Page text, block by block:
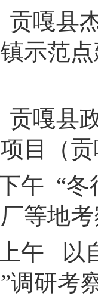
贡嘎县
示范
贡嘎县
目（
午 “
等地
午 以
调研考